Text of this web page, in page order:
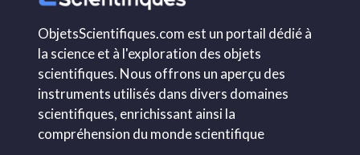
ObjetsScientifiques.com est un portail dédié à
la science et à l'exploration des objets
scientifiques. Nous offrons un aperçu des
instruments utilisés dans divers domaines
scientifiques, enrichissant ainsi la
compréhension du monde scientifique